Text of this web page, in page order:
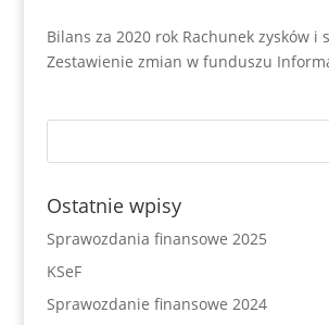
Bilans za 2020 rok Rachunek zysków i
Zestawienie zmian w funduszu
Ostatnie wpisy
Sprawozdania finansowe 2025
KSeF
Sprawozdanie finansowe 2024